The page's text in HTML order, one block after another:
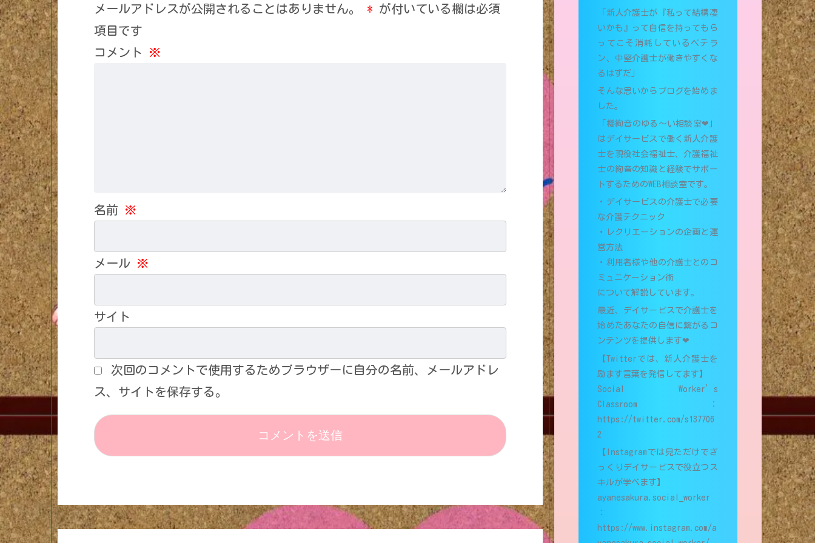
メールアドレスが公開されることはありません。 * が付いている欄は必須
項目です
コメント
※
名前 ※
メール ※
サイト
次回のコメントで使用するためブラウザーに自分の名前、メールアドレ
ス、サイトを保存する。
「新人介護士が『私って結構凄
いかも』って自信を持ってもら
ってこそ消耗しているベテラ
ン、中堅介護士が働きやすくな
るはずだ」
そんな思いからブログを始めま
した。
「櫻絢音のゆる〜い相談室❤︎」
はデイサービスで働く新人介護
士を現役社会福祉士、介護福祉
士の絢音の知識と経験でサポー
トするためのWEB相談室です。
・デイサービスの介護士で必要
な介護テクニック
・レクリエーションの企画と運
営方法
・利用者様や他の介護士とのコ
ミュニケーション術
について解説しています。
最近、デイサービスで介護士を
始めたあなたの自信に繋がるコ
ンテンツを提供します❤︎
【Twitterでは、新人介護士を
励ます言葉を発信してます】
Social Worker’s
Classroom：
https://twitter.com/s137706
2
【Instagramでは見ただけでざ
っくりデイサービスで役立つス
キルが学べます】
ayanesakura.social_worker
：
https://www.instagram.com/a